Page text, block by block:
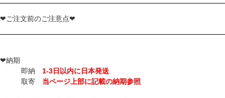
❤ご注文前のご注意点❤
❤納期
即納 1-3日以内に日本発送
取寄 当ページ上部に記載の納期参照